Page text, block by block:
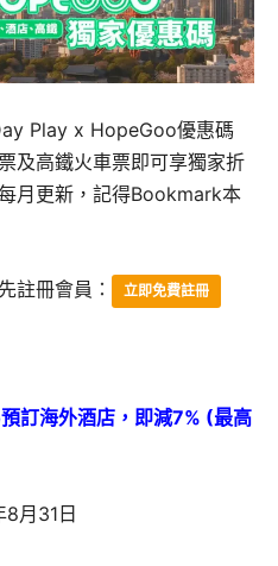
Play x HopeGoo優惠碼
及高鐵火車票即可享獨家折
月更新，記得Bookmark本
註冊會員 ： 立即免費註冊
訂海外酒店，即減7% (最高
月31日